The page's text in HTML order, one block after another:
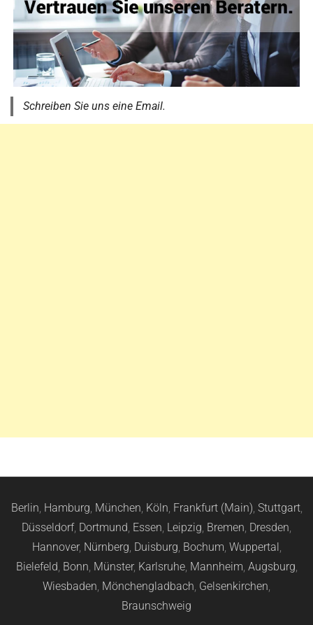
Schreiben Sie uns eine Email.
Berlin, Hamburg, München, Köln, Frankfurt (Main), Stuttgart,
Düsseldorf, Dortmund, Essen, Leipzig, Bremen, Dresden,
Hannover, Nürnberg, Duisburg, Bochum, Wuppertal,
Bielefeld, Bonn, Münster, Karlsruhe, Mannheim, Augsburg,
Wiesbaden, Mönchengladbach, Gelsenkirchen,
Braunschweig